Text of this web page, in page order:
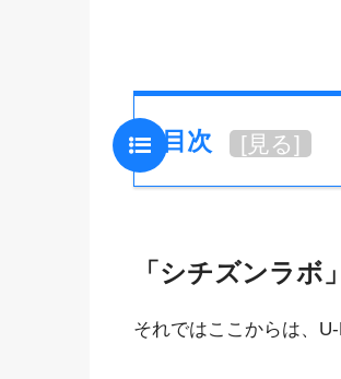
目次 [見る]
「シチズンラボ
それではここからは、